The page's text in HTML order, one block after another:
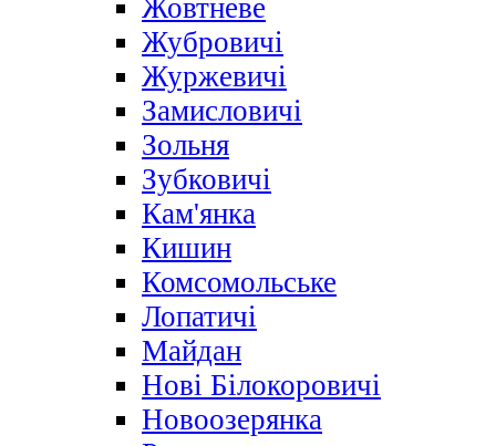
Жовтневе
Жубровичі
Журжевичі
Замисловичі
Зольня
Зубковичі
Кам'янка
Кишин
Комсомольське
Лопатичі
Майдан
Нові Білокоровичі
Новоозерянка